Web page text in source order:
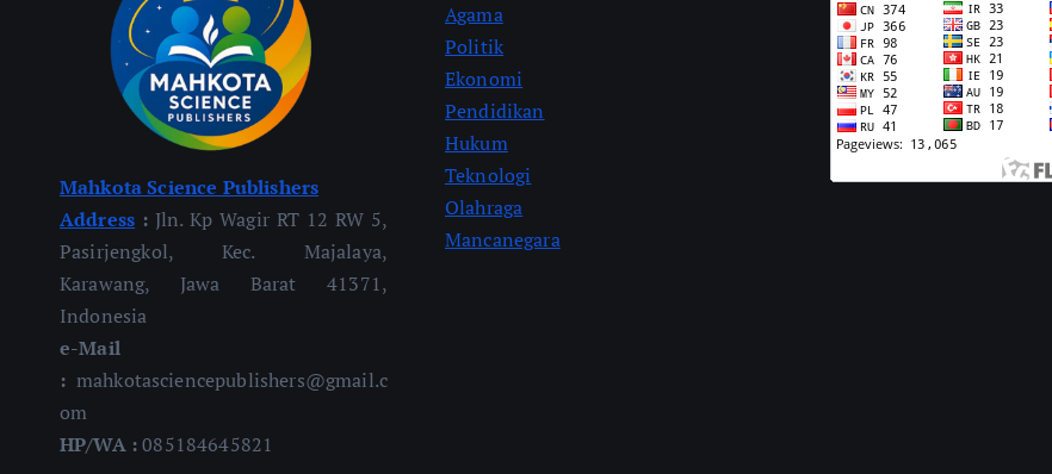
Mahkota Science Publishers
Address : Jln. Kp Wagir RT 12 RW 5,
Pasirjengkol, Kec. Majalaya,
Karawang, Jawa Barat 41371,
Indonesia
e-Mail
: mahkotasciencepublishers@gmail.c
om
HP/WA :085184645821
Agama
Politik
Ekonomi
Pendidikan
Hukum
Teknologi
Olahraga
Mancanegara